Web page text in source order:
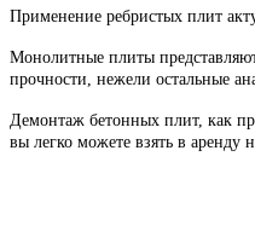
Применение ребристых плит
Монолитные плиты
прочности, нежели остальные
Демонтаж бетонных плит, как
вы легко можете взять в